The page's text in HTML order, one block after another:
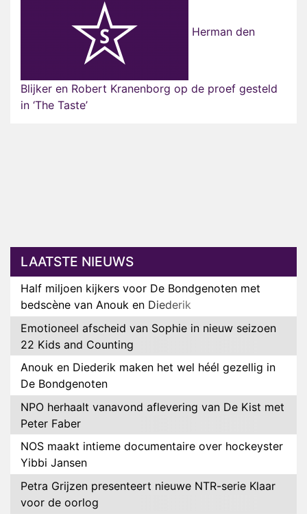
Herman den
Blijker en Robert Kranenborg op de proef gesteld
in ‘The Taste’
LAATSTE NIEUWS
Half miljoen kijkers voor De Bondgenoten met
bedscène van Anouk en Diederik
Emotioneel afscheid van Sophie in nieuw seizoen
22 Kids and Counting
Anouk en Diederik maken het wel héél gezellig in
De Bondgenoten
NPO herhaalt vanavond aflevering van De Kist met
Peter Faber
NOS maakt intieme documentaire over hockeyster
Yibbi Jansen
Petra Grijzen presenteert nieuwe NTR-serie Klaar
voor de oorlog